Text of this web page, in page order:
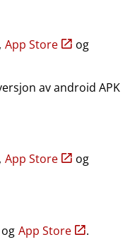
, App Store
og
av android APK
, App Store
og
og App Store .